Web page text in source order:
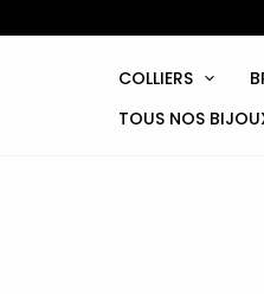
au
COLLIERS
TOUS NOS